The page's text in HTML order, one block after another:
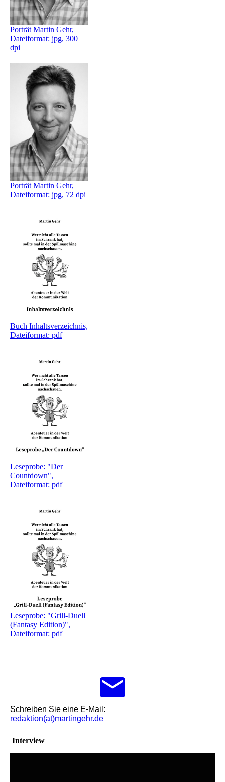
Porträt Martin Gehr,
Dateiformat: jpg, 300
dpi
Porträt Martin Gehr,
Dateiformat: jpg, 72 dpi
Buch Inhaltsverzeichnis,
Dateiformat: pdf
Leseprobe: "Der
Countdown",
Dateiformat: pdf
Leseprobe: "Grill-Duell
(Fantasy Edition)",
Dateiformat: pdf
Schreiben Sie eine E-Mail:
redaktion(at)martingehr.de
Interview